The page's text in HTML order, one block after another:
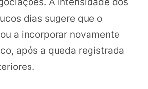
dias sugere que o
a incorporar novamente
após a queda registrada